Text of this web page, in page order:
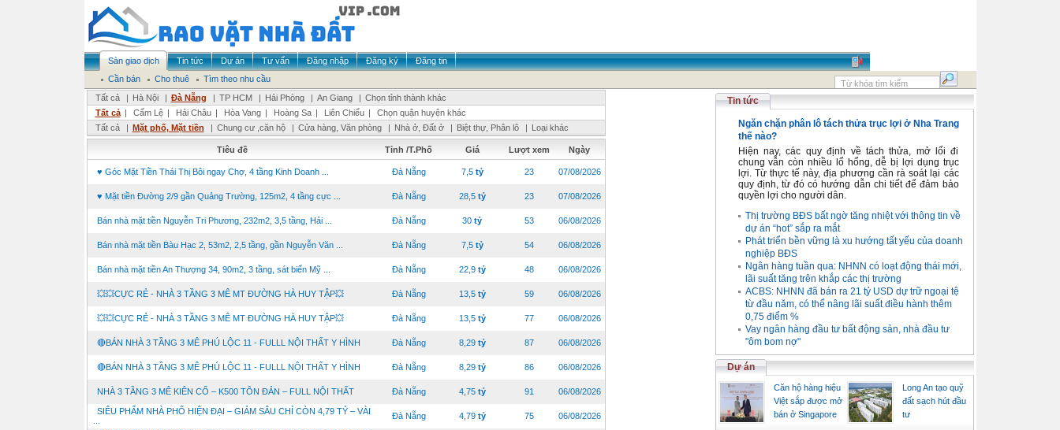
Sàn giao dịch Tin tức Dự án Tư vấn Đăng nhập Đăng ký
Đăng tin
Cần bán
Cho thuê
Tìm theo nhu cầu
Tất cả
| Hà Nội | Đà Nẵng | TP HCM | Hải Phòng | An Giang | Chọn tỉnh thành khác
Tất cả | Cẩm Lệ | Hải Châu | Hòa Vang | Hoàng Sa | Liên Chiểu |
Chọn quận huyện khác
Tất cả
| Mặt phố, Mặt tiền | Chung cư ,căn hộ | Cửa hàng, Văn phòng | Nhà ở, Đất ở | Biệt thự, Phân lô | Loại khác
Tiêu đề Tỉnh /T.Phố Giá Lượt xem Ngày
♥ Góc Mặt Tiền Thái Thị Bôi ngay Chợ, 4 tầng Kinh Doanh ... Đà Nẵng 7,5 tỷ 23 07/08/2026
♥ Mặt tiền Đường 2/9 gần Quảng Trường, 125m2, 4 tầng cực ... Đà Nẵng 28,5 tỷ 23 07/08/2026
Bán nhà mặt tiền Nguyễn Tri Phương, 232m2, 3,5 tầng, Hải ... Đà Nẵng 30 tỷ 53 06/08/2026
Bán nhà mặt tiền Bàu Hạc 2, 53m2, 2,5 tầng, gần Nguyễn Văn ... Đà Nẵng 7,5 tỷ 54 06/08/2026
Bán nhà mặt tiền An Thượng 34, 90m2, 3 tầng, sát biển Mỹ ... Đà Nẵng 22,9 tỷ 48 06/08/2026
💥💥CỰC RẺ - NHÀ 3 TẦNG 3 MÊ MT ĐƯỜNG HÀ HUY TẬP💥 Đà Nẵng 13,5 tỷ 59 06/08/2026
💥💥CỰC RẺ - NHÀ 3 TẦNG 3 MÊ MT ĐƯỜNG HÀ HUY TẬP💥 Đà Nẵng 13,5 tỷ 77 06/08/2026
🔴BÁN NHÀ 3 TẦNG 3 MÊ PHÚ LỘC 11 - FULLL NỘI THẤT Y HÌNH Đà Nẵng 8,29 tỷ 87 06/08/2026
🔴BÁN NHÀ 3 TẦNG 3 MÊ PHÚ LỘC 11 - FULLL NỘI THẤT Y HÌNH Đà Nẵng 8,29 tỷ 86 06/08/2026
NHÀ 3 TẦNG 3 MÊ KIÊN CỐ – K500 TÔN ĐẢN – FULL NỘI THẤT Đà Nẵng 4,75 tỷ 91 06/08/2026
SIÊU PHẨM NHÀ PHỐ HIỆN ĐẠI – GIẢM SÂU CHỈ CÒN 4,79 TỶ – VÀI
Đà Nẵng 4,79 tỷ 75 06/08/2026
Tin tức
Ngăn chặn phân lô tách thửa trục lợi ở Nha Trang
thế nào?
Hiện nay, các quy định về tách thửa, mở lối đi
chung vẫn còn nhiều lổ hổng, dễ bị lợi dụng trục
lợi. Từ thực tế này, địa phương cần rà soát lại các
quy định, từ đó có hướng dẫn chi tiết để đảm bảo
quyền lợi cho người dân.
Thị trường BĐS bất ngờ tăng nhiệt với thông tin về
dự án “hot” sắp ra mắt
Phát triển bền vững là xu hướng tất yếu của doanh
nghiệp BĐS
Ngân hàng tuần qua: NHNN có loạt động thái mới,
lãi suất tăng trên khắp các thị trường
ACBS: NHNN đã bán ra 21 tỷ USD dự trữ ngoại tệ
từ đầu năm, có thể nâng lãi suất điều hành thêm
0,75 điểm %
Vay ngân hàng đầu tư bất động sản, nhà đầu tư
"ôm bom nợ"
Dự án
Căn hộ hàng hiệu
Việt sắp được mở
bán ở Singapore
Long An tạo quỹ
đất sạch hút đầu
tư